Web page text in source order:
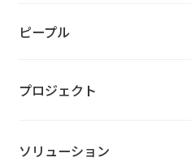
ピープル
プロジェクト
ソリューション